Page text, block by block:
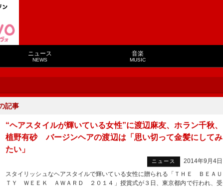
ニュース
NEWS
音楽
MUSIC
記事
“ヘアスタイルが輝いている女性”に渡辺麻友、ホラン千秋、
植野有砂 バージンヘアの渡辺は「思い切って金髪にしてみ
たい」
ニュース
2014年9月4日
スタイリッシュなヘアスタイルで輝いている女性に贈られる「ＴＨＥ ＢＥＡＵ
ＴＹ ＷＥＥＫ ＡＷＡＲＤ ２０１４」授賞式が３日、東京都内で行われ、受